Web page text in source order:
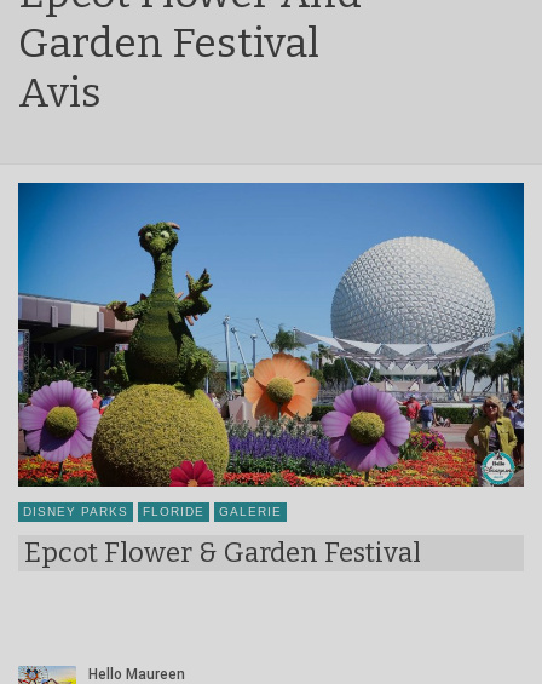
Garden Festival
Avis
DISNEY PARKS FLORIDE GALERIE
Epcot Flower & Garden Festival